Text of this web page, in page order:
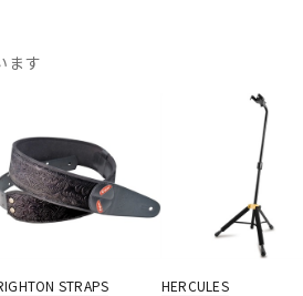
ます
STRAPS
HERCULES